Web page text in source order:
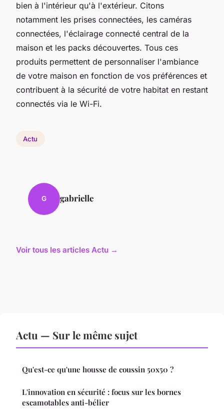
bien à l'intérieur qu'à l'extérieur. Citons
notamment les prises connectées, les caméras
connectées, l'éclairage connecté central de la
maison et les packs découvertes. Tous ces
produits permettent de personnaliser l'ambiance
de votre maison en fonction de vos préférences et
contribuent à la sécurité de votre habitat en restant
connectés via le Wi-Fi.
Actu
G gabrielle
Voir tous les articles Actu →
Actu — Sur le même sujet
Qu'est-ce qu'une housse de coussin 50x50 ?
L'innovation en sécurité : focus sur les bornes
escamotables anti-bélier